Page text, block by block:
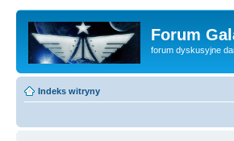
Forum
forum dyskusyjne
Indeks witryny